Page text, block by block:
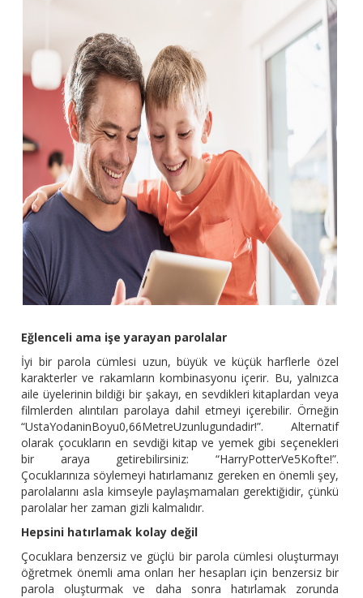
Eğlenceli ama işe yarayan parolalar
İyi bir parola cümlesi uzun, büyük ve küçük harflerle özel
karakterler ve rakamların kombinasyonu içerir. Bu, yalnızca
aile üyelerinin bildiği bir şakayı, en sevdikleri kitaplardan veya
filmlerden alıntıları parolaya dahil etmeyi içerebilir. Örneğin
“UstaYodaninBoyu0,66MetreUzunlugundadir!”. Alternatif
olarak çocukların en sevdiği kitap ve yemek gibi seçenekleri
bir araya getirebilirsiniz: “HarryPotterVe5Kofte!”.
Çocuklarınıza söylemeyi hatırlamanız gereken en önemli şey,
parolalarını asla kimseyle paylaşmamaları gerektiğidir, çünkü
parolalar her zaman gizli kalmalıdır.
Hepsini hatırlamak kolay değil
Çocuklara benzersiz ve güçlü bir parola cümlesi oluşturmayı
öğretmek önemli ama onları her hesapları için benzersiz bir
parola oluşturmak ve daha sonra hatırlamak zorunda